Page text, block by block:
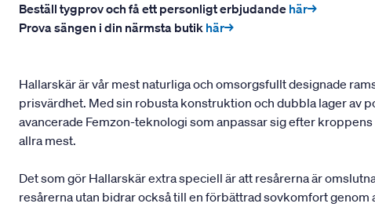
Beställ tygprov och få ett personligt erbjudande här→
Prova sängen i din närmsta butik här→
Hallarskär är vår mest naturliga och omsorgsfullt designade
prisvärdhet. Med sin robusta konstruktion och dubbla lager av
avancerade Femzon-teknologi som anpassar sig efter
allra mest.
Det som gör Hallarskär extra speciell är att resårerna är
resårerna utan bidrar också till en förbättrad sovkomfort